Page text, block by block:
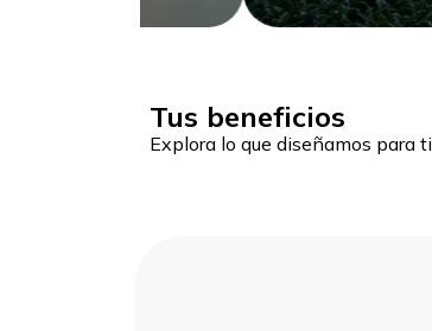
Tus beneficios
Explora lo que diseñamos para ti.